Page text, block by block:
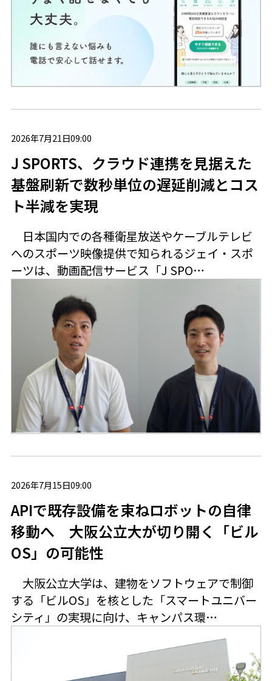
2026年7月21日09:00
J SPORTS、クラウド連携を見据えた
基盤刷新で数秒単位の遅延削減とコス
ト半減を実現
日本国内での各種衛星放送やケーブルテレビ
へのスポーツ映像提供で知られるジェイ・スポ
ーツは、動画配信サービス「J SPO…
2026年7月15日09:00
APIで既存設備を束ねロボットの自律
移動へ 大阪公立大が切り開く「ビル
OS」の可能性
大阪公立大学は、建物をソフトウェアで制御
する「ビルOS」を核とした「スマートユニバー
シティ」の実現に向け、キャンパス環…